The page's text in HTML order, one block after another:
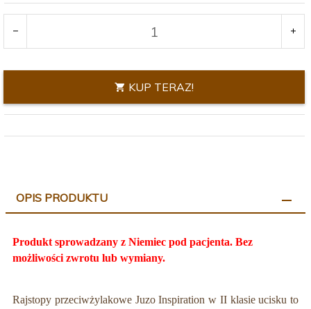
KUP TERAZ!
OPIS PRODUKTU
Produkt sprowadzany z Niemiec pod pacjenta. Bez
możliwości zwrotu lub wymiany.
Rajstopy przeciwżylakowe Juzo Inspiration w II klasie ucisku to